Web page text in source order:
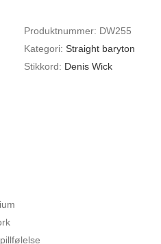
Produktnummer: DW255
Kategori: Straight baryton
Stikkord: Denis Wick